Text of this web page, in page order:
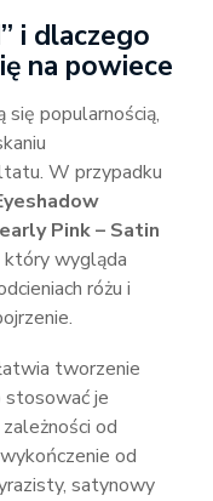
i dlaczego
na powiece
popularnością,
W przypadku
Pink – Satin
który wygląda
różu i
tworzenie
stosować je
od
od
satynowy